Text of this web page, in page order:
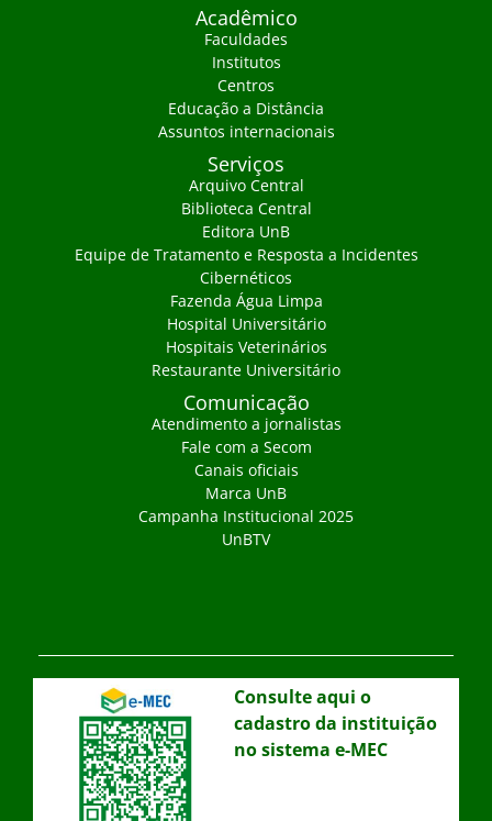
Acadêmico
Faculdades
Institutos
Centros
Educação a Distância
Assuntos internacionais
Serviços
Arquivo Central
Biblioteca Central
Editora UnB
Equipe de Tratamento e Resposta a Incidentes
Cibernéticos
Fazenda Água Limpa
Hospital Universitário
Hospitais Veterinários
Restaurante Universitário
Comunicação
Atendimento a jornalistas
Fale com a Secom
Canais oficiais
Marca UnB
Campanha Institucional 2025
UnBTV
Consulte aqui o
cadastro da instituição
no sistema e-MEC